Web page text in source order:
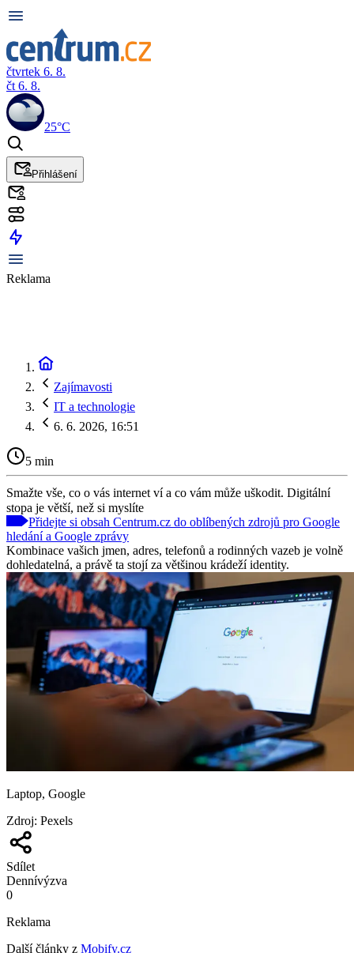
čtvrtek 6. 8.
čt 6. 8.
25°C
Přihlášení
Reklama
Zajímavosti
IT a technologie
6. 6. 2026, 16:51
5 min
Smažte vše, co o vás internet ví a co vám může uškodit. Digitální
stopa je větší, než si myslíte
Přidejte si obsah Centrum.cz do oblíbených zdrojů pro Google
hledání a Google zprávy
Kombinace vašich jmen, adres, telefonů a rodinných vazeb je volně
dohledatelná, a právě ta stojí za většinou krádeží identity.
Laptop, Google
Zdroj: Pexels
Sdílet
Dennívýzva
0
Reklama
Další články z Mobify.cz